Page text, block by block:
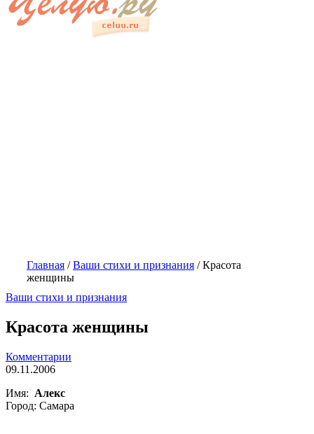
Главная /Ваши стихи и признания /Красота
женщины
Ваши стихи и признания
Красота женщины
Комментарии
09.11.2006
Имя: Алекс
Город: Самара